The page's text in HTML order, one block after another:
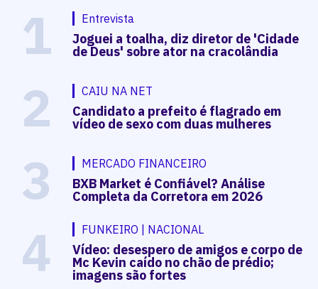
1 Entrevista
Joguei a toalha, diz diretor de 'Cidade
de Deus' sobre ator na cracolândia
2 CAIU NA NET
Candidato a prefeito é flagrado em
vídeo de sexo com duas mulheres
3 MERCADO FINANCEIRO
BXB Market é Confiável? Análise
Completa da Corretora em 2026
4 FUNKEIRO | NACIONAL
Vídeo: desespero de amigos e corpo de
Mc Kevin caído no chão de prédio;
imagens são fortes